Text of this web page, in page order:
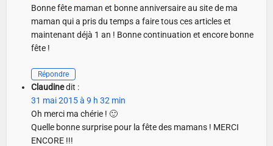
Bonne fête maman et bonne anniversaire au site de ma
maman qui a pris du temps a faire tous ces articles et
maintenant déjà 1 an ! Bonne continuation et encore bonne
fête !
Répondre
Claudinedit :
31 mai 2015 à 9 h 32 min
Oh merci ma chérie ! 🙂
Quelle bonne surprise pour la fête des mamans ! MERCI
ENCORE !!!